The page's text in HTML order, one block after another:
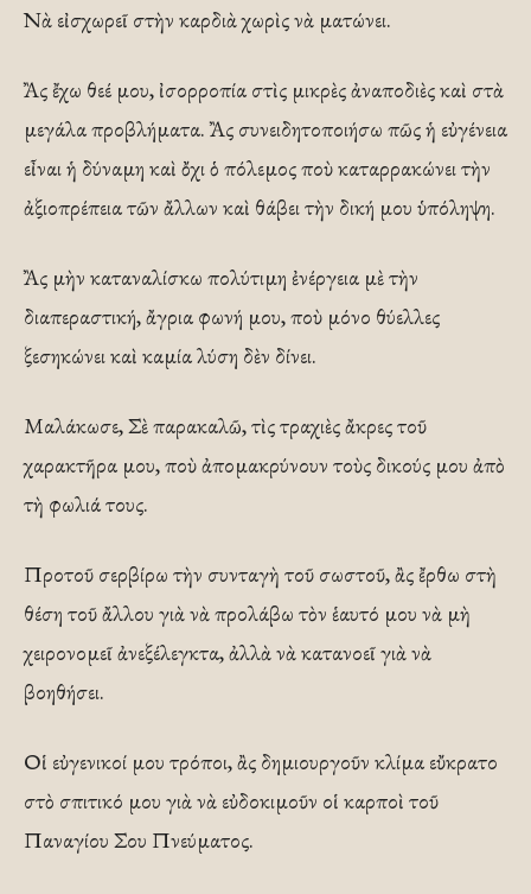
Νὰ εἰσχωρεῖ στὴν καρδιὰ χωρὶς νὰ ματώνει.
Ἂς ἔχω θεέ μου, ἰσορροπία στὶς μικρὲς ἀναποδιὲς καὶ στὰ
μεγάλα προβλήματα. Ἂς συνειδητοποιήσω πῶς ἡ εὐγένεια
εἶναι ἡ δύναμη καὶ ὄχι ὁ πόλεμος ποὺ καταρρακώνει τὴν
ἀξιοπρέπεια τῶν ἄλλων καὶ θάβει τὴν δική μου ὑπόληψη.
Ἂς μὴν καταναλίσκω πολύτιμη ἐνέργεια μὲ τὴν
διαπεραστική, ἄγρια φωνή μου, ποὺ μόνο θύελλες
ξεσηκώνει καὶ καμία λύση δὲν δίνει.
Μαλάκωσε, Σὲ παρακαλῶ, τὶς τραχιὲς ἄκρες τοῦ
χαρακτῆρα μου, ποὺ ἀπομακρύνουν τοὺς δικούς μου ἀπὸ
τὴ φωλιά τους.
Προτοῦ σερβίρω τὴν συνταγὴ τοῦ σωστοῦ, ἂς ἔρθω στὴ
θέση τοῦ ἄλλου γιὰ νὰ προλάβω τὸν ἑαυτό μου νὰ μὴ
χειρονομεῖ ἀνεξέλεγκτα, ἀλλὰ νὰ κατανοεῖ γιὰ νὰ
βοηθήσει.
Οἱ εὐγενικοί μου τρόποι, ἂς δημιουργοῦν κλίμα εὔκρατο
στὸ σπιτικό μου γιὰ νὰ εὐδοκιμοῦν οἱ καρποὶ τοῦ
Παναγίου Σου Πνεύματος.